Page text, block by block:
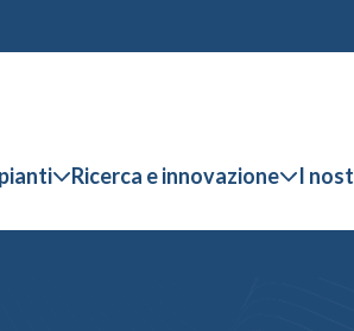
Ricerca e innovazione I